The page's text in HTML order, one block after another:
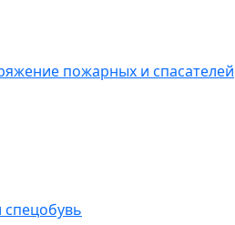
пожарных и спасателей